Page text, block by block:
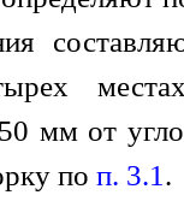
мм от
поп. 3.1 .